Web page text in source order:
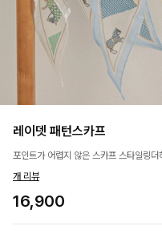
레이뎃 패턴스카프
포인트가 어렵지 않은 스카프 스타일링
개 리뷰
16,900